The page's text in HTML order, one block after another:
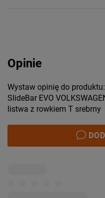
Opinie
Wystaw opinię do
SlideBar EVO
listwa z rowkiem T srebrny